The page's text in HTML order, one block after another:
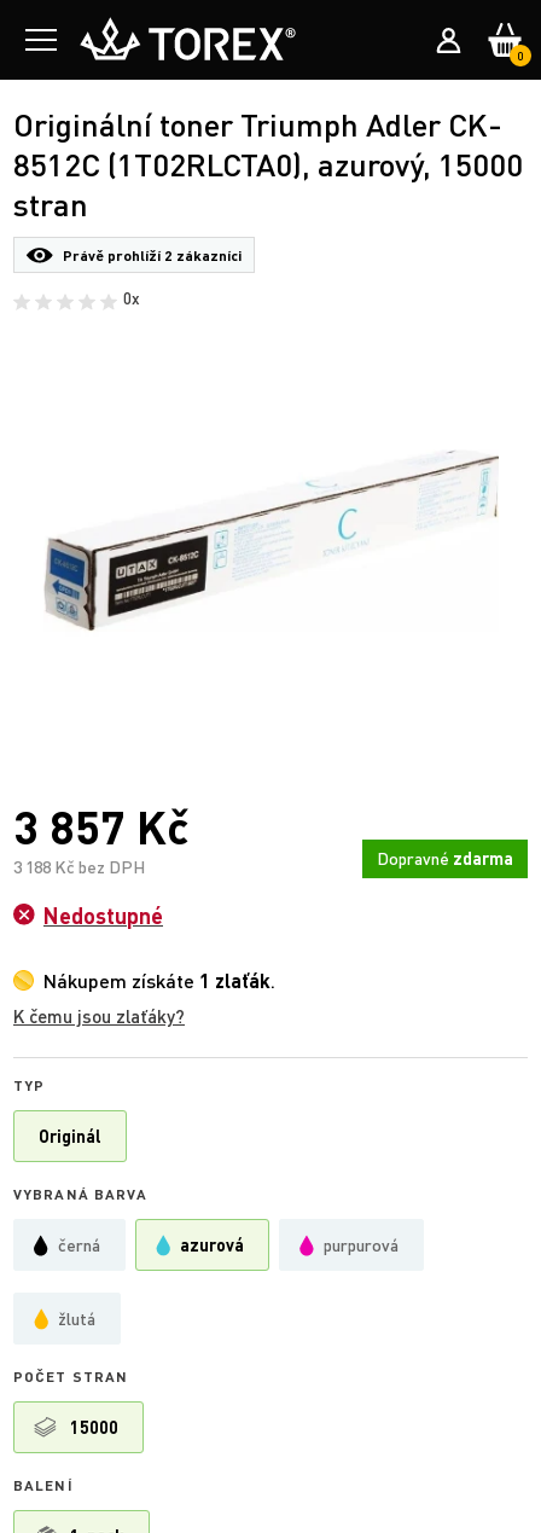
0
Originální toner Triumph Adler CK-
8512C (1T02RLCTA0), azurový, 15000
stran
Právě prohlíží 2 zákazníci
0x
3 857 Kč
3 188 Kč bez DPH Dopravné zdarma
Nedostupné
Nákupem získáte 1 zlaťák.
K čemu jsou zlaťáky?
TYP
Originál
VYBRANÁ BARVA
černá azurová purpurová
žlutá
POČET STRAN
15000
BALENÍ